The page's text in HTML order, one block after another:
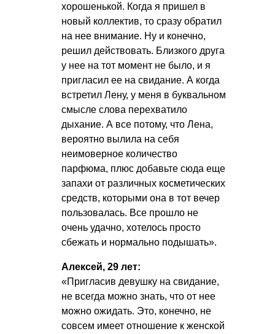
хорошенькой. Когда я пришел в
новый коллектив, то сразу обратил
на нее внимание. Ну и конечно,
решил действовать. Близкого друга
у нее на тот момент не было, и я
пригласил ее на свидание. А когда
встретил Лену, у меня в буквальном
смысле слова перехватило
дыхание. А все потому, что Лена,
вероятно вылила на себя
неимоверное количество
парфюма, плюс добавьте сюда еще
запахи от различных косметических
средств, которыми она в тот вечер
пользовалась. Все прошло не
очень удачно, хотелось просто
сбежать и нормально подышать».
Алексей, 29 лет:
«Пригласив девушку на свидание,
не всегда можно знать, что от нее
можно ожидать. Это, конечно, не
совсем имеет отношение к женской